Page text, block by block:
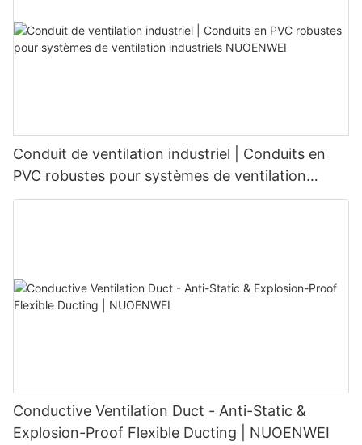
Conduit de ventilation industriel | Conduits en
PVC robustes pour systèmes de ventilation
industriels NUOENWEI
Conductive Ventilation Duct - Anti-Static &
Explosion-Proof Flexible Ducting | NUOENWEI